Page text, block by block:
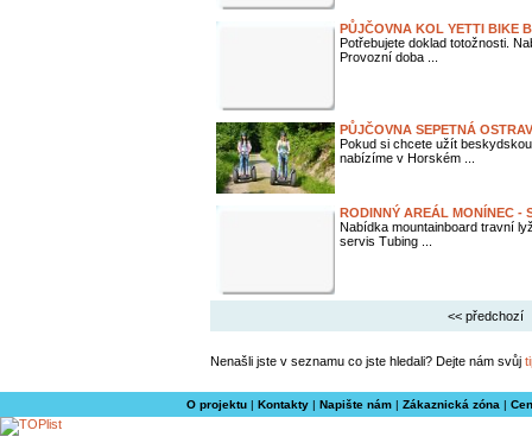
PŮJČOVNA KOL YETTI BIKE
Potřebujete doklad totožnosti.
Provozní doba ...
PŮJČOVNA SEPETNÁ
Pokud si chcete užít
nabízíme v Horském ...
RODINNÝ AREÁL MONÍNEC -
Nabídka mountainboard travní
servis Tubing ...
<< předchozí
Nenašli jste v seznamu co jste hledali? Dejte nám svůj
O projektu| Kontakty| Napište nám| Zákaznická zóna |